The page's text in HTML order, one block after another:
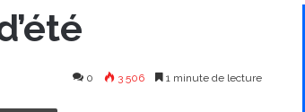
0 3 506 1 minute de lecture